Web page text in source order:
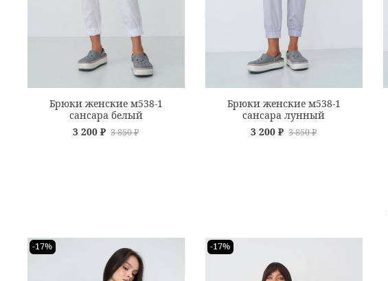
Брюки женские м538-1
сансара белый
3 200 ₽ 3 850 ₽
Брюки женские м538-1
сансара лунный
3 200 ₽ 3 850 ₽
-17% -17%